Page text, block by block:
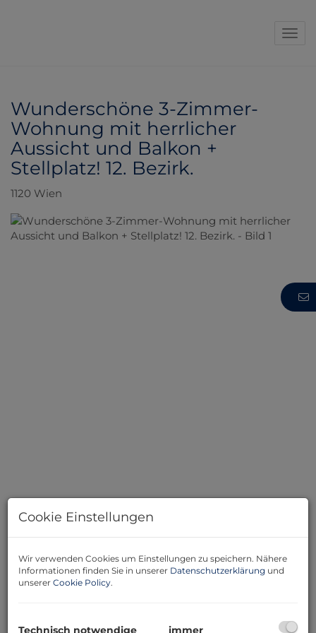
Wunderschöne 3-Zimmer-
Wohnung mit herrlicher
Aussicht und Balkon +
Stellplatz! 12. Bezirk.
1120 Wien
Beschreibung
Willkommen in einer wunderschönen Wohnung!
Aufteilung, die es Ihnen ermöglicht, eine Küche, einen
Cookie Einstellungen
Wir verwenden Cookies um Einstellungen zu speichern. Nähere
Informationen finden Sie in unserer Datenschutzerklärung und
unserer Cookie Policy.
Technisch notwendige
immer